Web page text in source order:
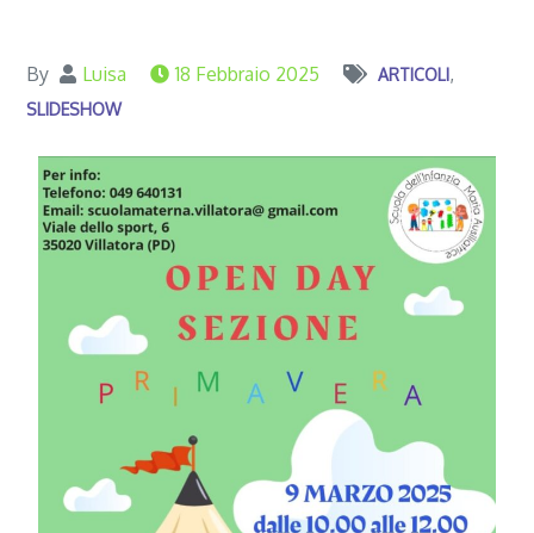
By Luisa 18 Febbraio 2025
ARTICOLI
SLIDESHOW